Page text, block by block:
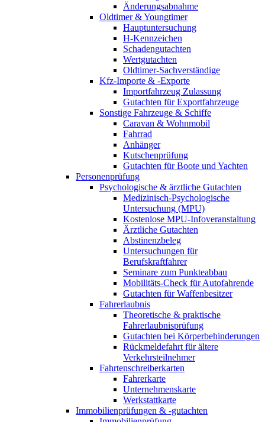
Änderungsabnahme
Oldtimer & Youngtimer
Hauptuntersuchung
H-Kennzeichen
Schadengutachten
Wertgutachten
Oldtimer-Sachverständige
Kfz-Importe & -Exporte
Importfahrzeug Zulassung
Gutachten für Exportfahrzeuge
Sonstige Fahrzeuge & Schiffe
Caravan & Wohnmobil
Fahrrad
Anhänger
Kutschenprüfung
Gutachten für Boote und Yachten
Personenprüfung
Psychologische & ärztliche Gutachten
Medizinisch-Psychologische
Untersuchung (MPU)
Kostenlose MPU-Infoveranstaltung
Ärztliche Gutachten
Abstinenzbeleg
Untersuchungen für
Berufskraftfahrer
Seminare zum Punkteabbau
Mobilitäts-Check für Autofahrende
Gutachten für Waffenbesitzer
Fahrerlaubnis
Theoretische & praktische
Fahrerlaubnisprüfung
Gutachten bei Körperbehinderungen
Rückmeldefahrt für ältere
Verkehrsteilnehmer
Fahrtenschreiberkarten
Fahrerkarte
Unternehmenskarte
Werkstattkarte
Immobilienprüfungen & -gutachten